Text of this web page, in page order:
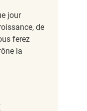
jour
de
ferez
la